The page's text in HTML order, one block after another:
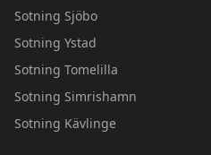
Sotning Sjöbo
Sotning Ystad
Sotning Tomelilla
Sotning Simrishamn
Sotning Kävlinge